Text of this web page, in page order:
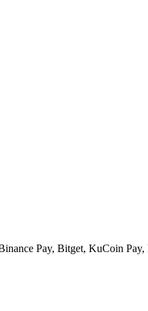
Pay, Bitget, KuCoin